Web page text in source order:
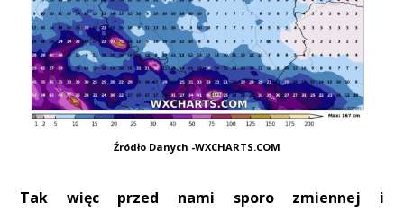
Źródło Danych -WXCHARTS.COM
Tak więc przed nami sporo zmiennej i